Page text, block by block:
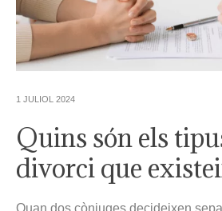
1 JULIOL 2024
Quins són els
divorci que